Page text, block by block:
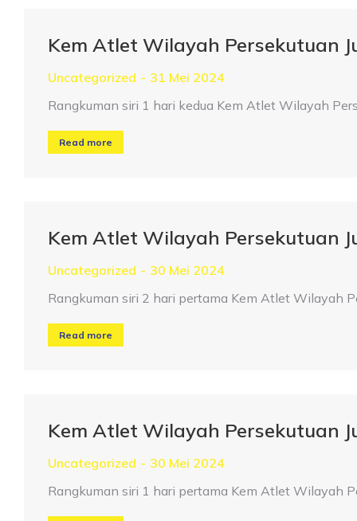
Kem Atlet Wilayah Persekutuan
Uncategorized
31 Mei 2024
Rangkuman siri 1 hari kedua Kem Atlet Wilayah
Read more
Kem Atlet Wilayah Persekutuan
Uncategorized
30 Mei 2024
Rangkuman siri 2 hari pertama Kem Atlet Wilayah
Read more
Kem Atlet Wilayah Persekutuan
Uncategorized
30 Mei 2024
Rangkuman siri 1 hari pertama Kem Atlet Wilayah